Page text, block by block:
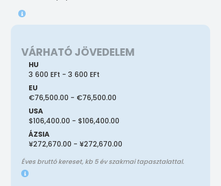
VÁRHATÓ JÖVEDELEM
HU
3 600 EFt - 3 600 EFt
EU
€76,500.00 - €76,500.00
USA
$106,400.00 - $106,400.00
ÁZSIA
¥272,670.00 - ¥272,670.00
Éves bruttó kereset, kb 5 év szakmai tapasztalattal.